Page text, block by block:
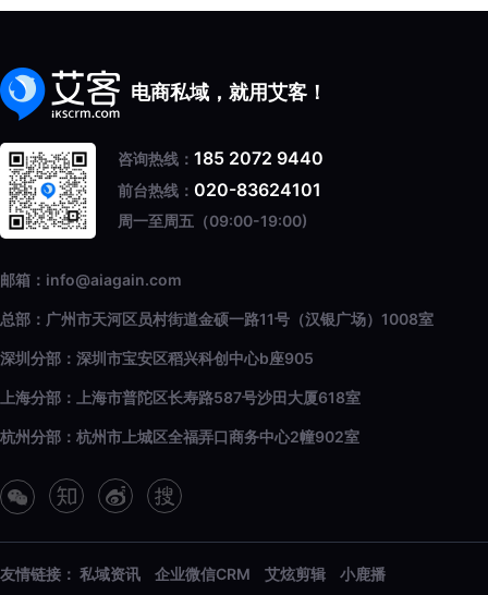
电商私域，就用艾客！
咨询热线： 185 2072 9440
前台热线： 020-83624101
周一至周五（09:00-19:00)
邮箱：info@aiagain.com
总部：广州市天河区员村街道金硕一路11号（汉银广场）1008室
深圳分部：深圳市宝安区稻兴科创中心b座905
上海分部：上海市普陀区长寿路587号沙田大厦618室
杭州分部：杭州市上城区全福弄口商务中心2幢902室
友情链接： 私域资讯 企业微信CRM 艾炫剪辑 小鹿播